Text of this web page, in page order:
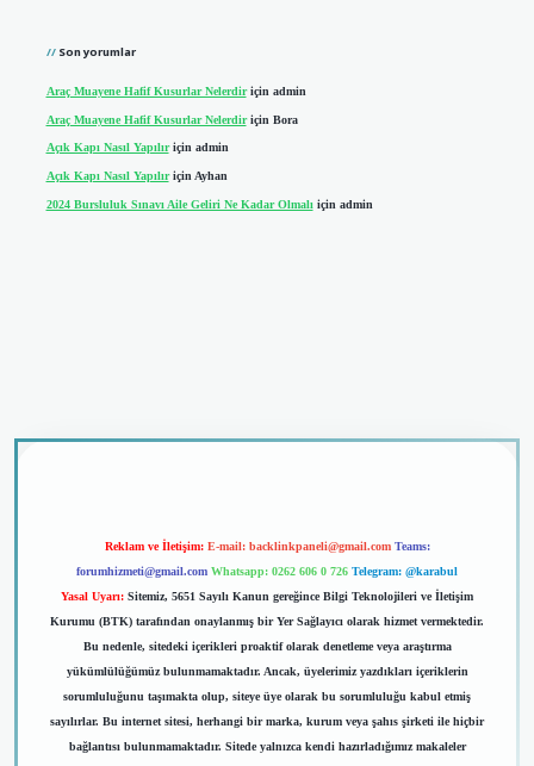
Son yorumlar
Araç Muayene Hafif Kusurlar Nelerdiriçin admin
Araç Muayene Hafif Kusurlar Nelerdiriçin Bora
Açık Kapı Nasıl Yapılıriçin admin
Açık Kapı Nasıl Yapılıriçin Ayhan
2024 Bursluluk Sınavı Aile Geliri Ne Kadar Olmalıiçin admin
Reklam ve İletişim: E-mail: backlinkpaneli@gmail.com Teams:
forumhizmeti@gmail.com Whatsapp: 0262 606 0 726 Telegram: @karabul
Yasal Uyarı: Sitemiz, 5651 Sayılı Kanun gereğince Bilgi Teknolojileri ve İletişim
Kurumu (BTK) tarafından onaylanmış bir Yer Sağlayıcı olarak hizmet vermektedir.
Bu nedenle, sitedeki içerikleri proaktif olarak denetleme veya araştırma
yükümlülüğümüz bulunmamaktadır. Ancak, üyelerimiz yazdıkları içeriklerin
sorumluluğunu taşımakta olup, siteye üye olarak bu sorumluluğu kabul etmiş
sayılırlar. Bu internet sitesi, herhangi bir marka, kurum veya şahıs şirketi ile hiçbir
bağlantısı bulunmamaktadır. Sitede yalnızca kendi hazırladığımız makaleler